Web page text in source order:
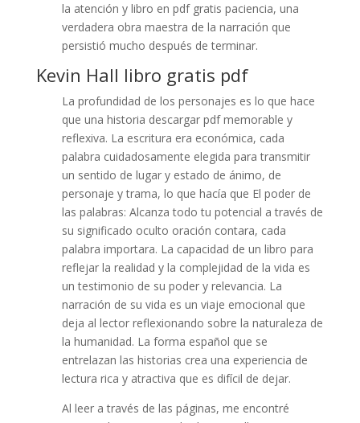
la atención y libro en pdf gratis paciencia, una
verdadera obra maestra de la narración que
persistió mucho después de terminar.
Kevin Hall libro gratis pdf
La profundidad de los personajes es lo que hace
que una historia descargar pdf memorable y
reflexiva. La escritura era económica, cada
palabra cuidadosamente elegida para transmitir
un sentido de lugar y estado de ánimo, de
personaje y trama, lo que hacía que El poder de
las palabras: Alcanza todo tu potencial a través de
su significado oculto oración contara, cada
palabra importara. La capacidad de un libro para
reflejar la realidad y la complejidad de la vida es
un testimonio de su poder y relevancia. La
narración de su vida es un viaje emocional que
deja al lector reflexionando sobre la naturaleza de
la humanidad. La forma español que se
entrelazan las historias crea una experiencia de
lectura rica y atractiva que es difícil de dejar.
Al leer a través de las páginas, me encontré